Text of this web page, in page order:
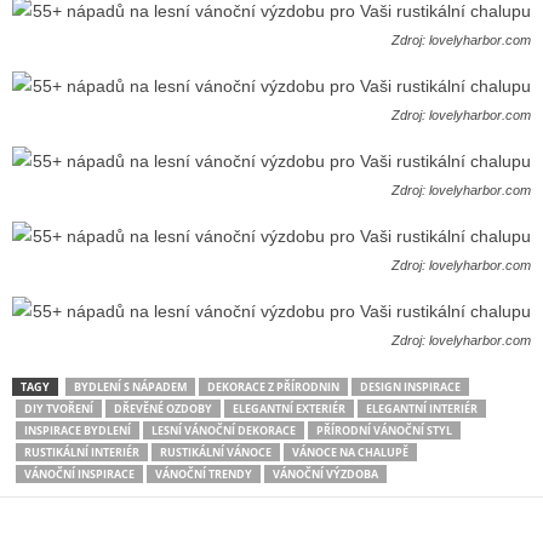
Zdroj: lovelyharbor.com
Zdroj: lovelyharbor.com
Zdroj: lovelyharbor.com
Zdroj: lovelyharbor.com
Zdroj: lovelyharbor.com
TAGY BYDLENÍ S NÁPADEM DEKORACE Z PŘÍRODNIN
DESIGN INSPIRACE
DIY TVOŘENÍ
DŘEVĚNÉ OZDOBY ELEGANTNÍ EXTERIÉR
ELEGANTNÍ INTERIÉR
INSPIRACE BYDLENÍ
LESNÍ VÁNOČNÍ DEKORACE
PŘÍRODNÍ VÁNOČNÍ STYL
RUSTIKÁLNÍ INTERIÉR
RUSTIKÁLNÍ VÁNOCE
VÁNOCE NA CHALUPĚ
VÁNOČNÍ INSPIRACE
VÁNOČNÍ TRENDY VÁNOČNÍ VÝZDOBA